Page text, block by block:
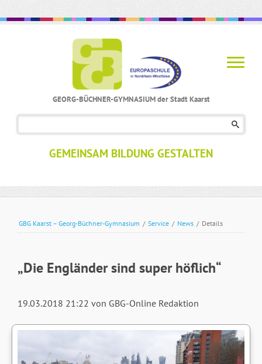
GEORG-BÜCHNER-GYMNASIUM der Stadt Kaarst
GEMEINSAM BILDUNG GESTALTEN
GBG Kaarst – Georg-Büchner-Gymnasium / Service / News / Details
„Die Engländer sind super höflich“
19.03.2018 21:22 von GBG-Online Redaktion